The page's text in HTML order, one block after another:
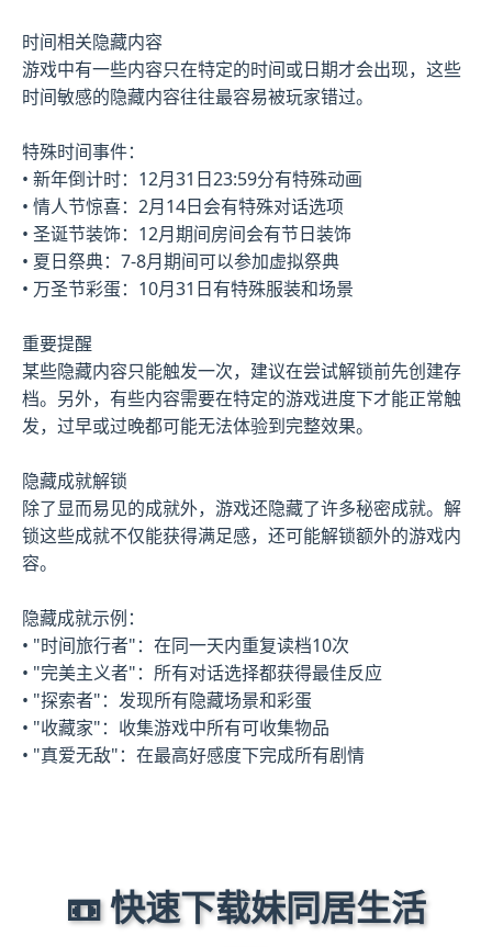
时间相关隐藏内容
游戏中有一些内容只在特定的时间或日期才会出现，这些
时间敏感的隐藏内容往往最容易被玩家错过。
特殊时间事件：
• 新年倒计时：12月31日23:59分有特殊动画
• 情人节惊喜：2月14日会有特殊对话选项
• 圣诞节装饰：12月期间房间会有节日装饰
• 夏日祭典：7-8月期间可以参加虚拟祭典
• 万圣节彩蛋：10月31日有特殊服装和场景
重要提醒
某些隐藏内容只能触发一次，建议在尝试解锁前先创建存
档。另外，有些内容需要在特定的游戏进度下才能正常触
发，过早或过晚都可能无法体验到完整效果。
隐藏成就解锁
除了显而易见的成就外，游戏还隐藏了许多秘密成就。解
锁这些成就不仅能获得满足感，还可能解锁额外的游戏内
容。
隐藏成就示例：
• "时间旅行者"：在同一天内重复读档10次
• "完美主义者"：所有对话选择都获得最佳反应
• "探索者"：发现所有隐藏场景和彩蛋
• "收藏家"：收集游戏中所有可收集物品
• "真爱无敌"：在最高好感度下完成所有剧情
📼 快速下载妹同居生活